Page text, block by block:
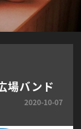
場バンド
2020-10-07